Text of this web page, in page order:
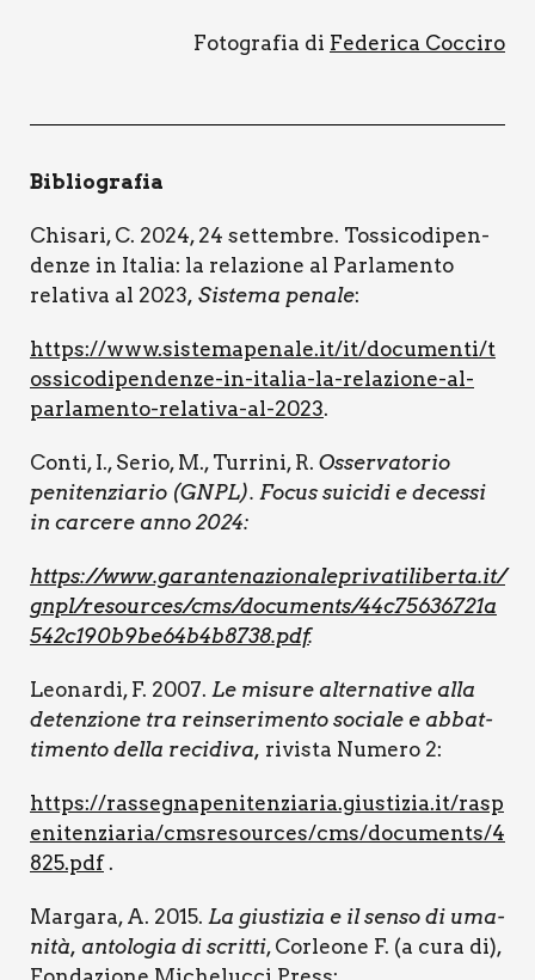
Foto­gra­fia di Fede­ri­ca Coc­ci­ro
Biblio­gra­fia
Chi­sa­ri, C. 2024, 24 set­tem­bre. Tos­si­co­di­pen­
den­ze in Ita­lia: la rela­zio­ne al Par­la­men­to
rela­ti­va al 2023, Siste­ma pena­le:
https://www.sistemapenale.it/it/documenti/t
ossicodipendenze-in-italia-la-relazione-al-
parlamento-relativa-al-2023.
Con­ti, I., Serio, M., Tur­ri­ni, R. Osser­va­to­rio
peni­ten­zia­rio (GNPL). Focus sui­ci­di e deces­si
in car­ce­re anno 2024:
https://www.garantenazionaleprivatiliberta.it/
gnpl/resources/cms/documents/44c75636721a
542c190b9be64b4b8738.pdf.
Leo­nar­di, F. 2007. Le misu­re alter­na­ti­ve alla
deten­zio­ne tra rein­se­ri­men­to socia­le e abbat­
ti­men­to del­la reci­di­va, rivi­sta Nume­ro 2:
https://rassegnapenitenziaria.giustizia.it/rasp
enitenziaria/cmsresources/cms/documents/4
825.pdf.
Mar­ga­ra, A. 2015. La giu­sti­zia e il sen­so di uma­
ni­tà, anto­lo­gia di scrit­ti, Cor­leo­ne F. (a cura di),